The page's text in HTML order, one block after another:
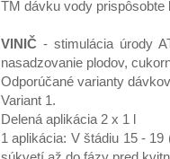
TM dávku vody
VINIČ - stimulácia úrody
nasadzovanie plodov,
Odporúčané varianty
Variant 1.
Delená aplikácia 2 x 1 l
1 aplikácia: V štádiu 15 -